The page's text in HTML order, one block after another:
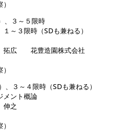
、３～５限時
（SDも兼ねる）
広 花豊造園株式会社
３～４限時（SDも兼ねる）
ント概論
之